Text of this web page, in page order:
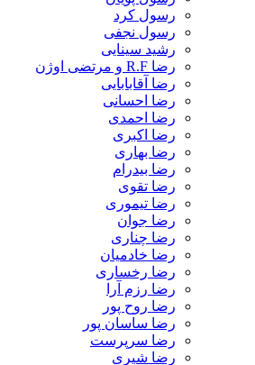
رسول کرد
رسول نجفی
رشید سینایی
رضا R.F و مرتضی اوژن
رضا آقابابایی
رضا احسانی
رضا احمدی
رضا اکبری
رضا بهاری
رضا بیدرام
رضا تقوی
رضا تیموری
رضا جوان
رضا چناری
رضا خادمیان
رضا رخساری
رضا رزم آرا
رضا روح پور
رضا ساسان پور
رضا سرپرست
رضا شیری